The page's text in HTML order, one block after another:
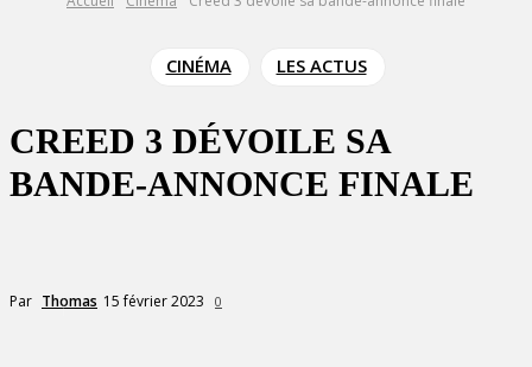
CINÉMA LES ACTUS
CREED 3 DÉVOILE SA
BANDE-ANNONCE FINALE
Par Thomas 15 février 2023 0